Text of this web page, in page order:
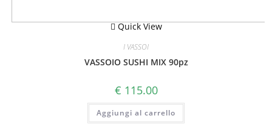
Quick View
I VASSOI
VASSOIO SUSHI MIX 90pz
€ 115.00
Aggiungi al carrello